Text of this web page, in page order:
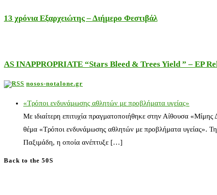
13 χρόνια Εξαρχειώτης – Διήμερο Φεστιβάλ
AS INAPPROPRIATE “Stars Bleed & Trees Yield ” – EP
nosos-notalone.gr
«Τρόποι ενδυνάμωσης αθλητών με προβλήματα υγείας»
Με ιδιαίτερη επιτυχία πραγματοποιήθηκε στην Αίθουσα
θέμα «Τρόποι ενδυνάμωσης αθλητών με προβλήματα υγείας».
Παξιμάδη, η οποία ανέπτυξε […]
Back to the 50S